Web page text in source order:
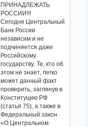
ПРИНАДЛЕЖАТЬ
РОССИИ!!!
Сегодня Центральный
Банк России
независим и не
подчиняется даже
Российскому
государству. Те, кто об
этом не знает, легко
может данный факт
проверить, заглянув в
Конституцию РФ
(статья 75), а также в
Федеральный закон
«О Центральном